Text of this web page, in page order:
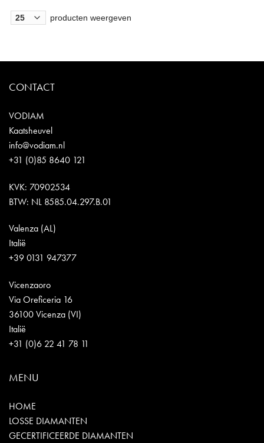
producten weergeven
CONTACT
VODIAM
Kaatsheuvel
info@vodiam.nl
+31 (0)85 8640 121
KVK: 70902534
BTW: NL 8585.04.297.B.01
Valenza (AL)
Italië
+39 0131 947377
Vicenzaoro
Via Oreficeria 16
36100 Vicenza (VI)
Italië
+31 (0)6 22 41 78 11
MENU
HOME
LOSSE DIAMANTEN
GECERTIFICEERDE DIAMANTEN